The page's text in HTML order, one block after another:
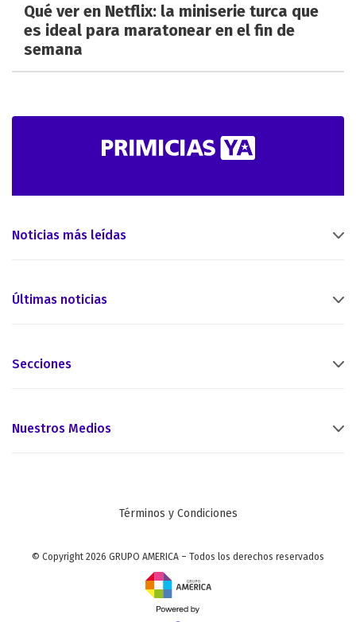
Qué ver en Netflix: la miniserie turca que
es ideal para maratonear en el fin de
semana
Noticias más leídas
Últimas noticias
Secciones
Nuestros Medios
Términos y Condiciones
© Copyright 2026 GRUPO AMERICA – Todos los derechos reservados